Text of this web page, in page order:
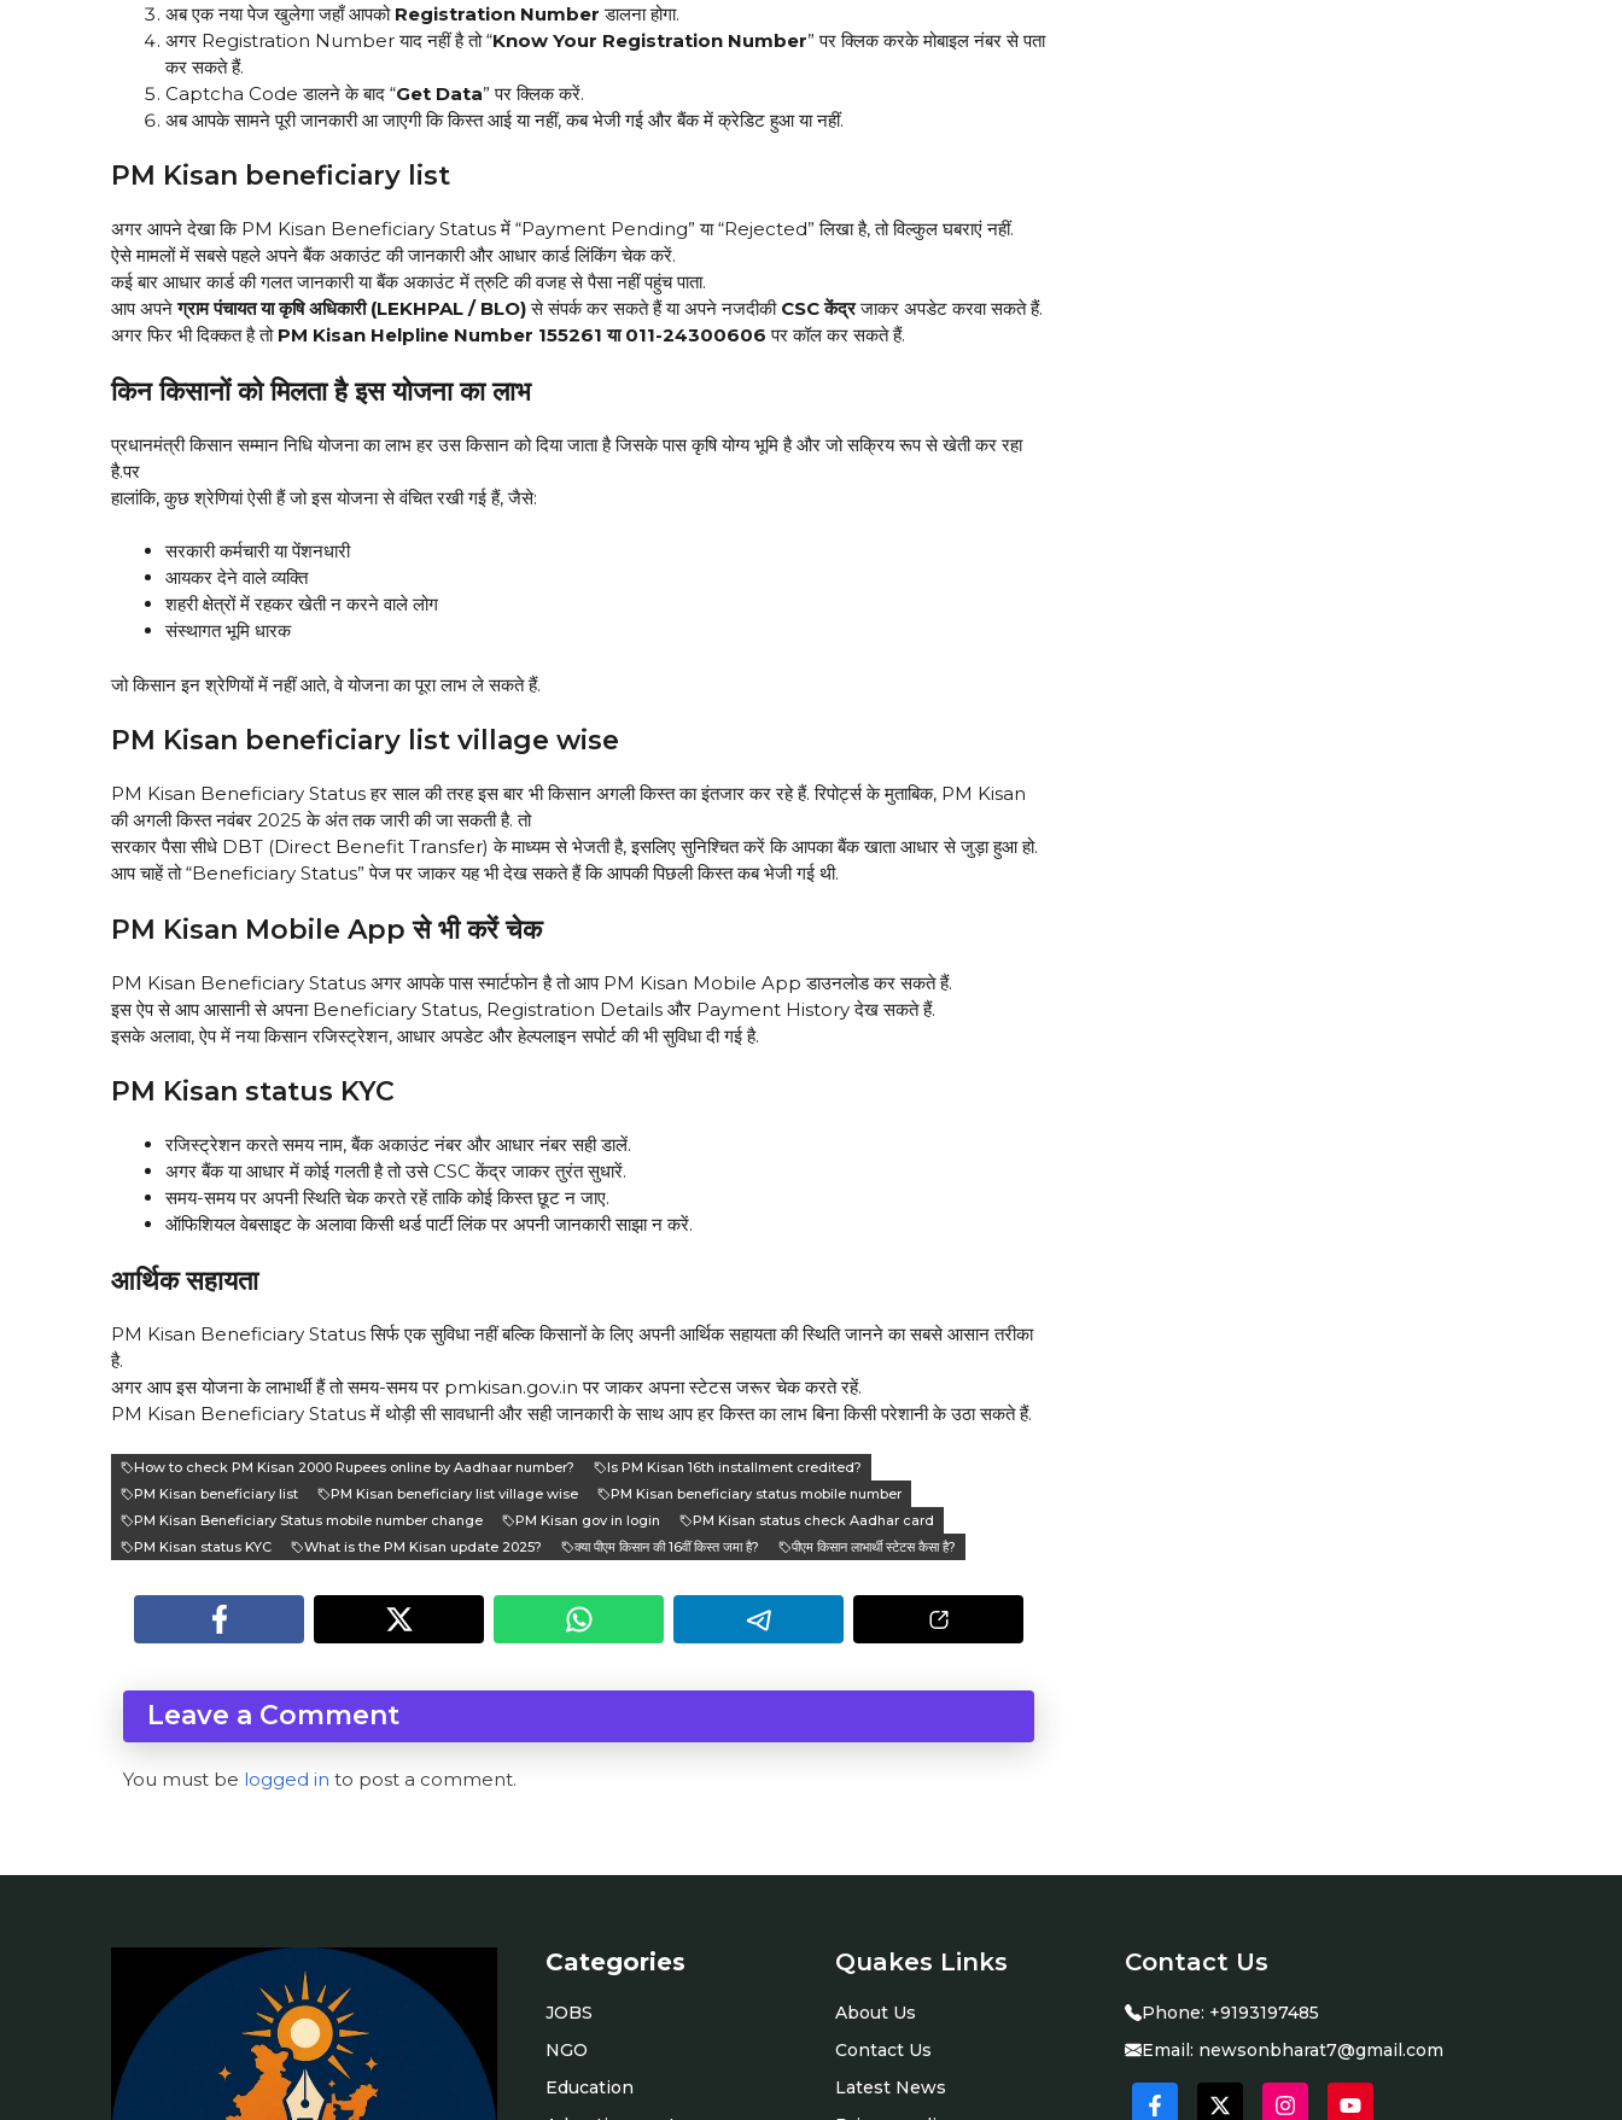
अब एक नया पेज खुलेगा जहाँ आपको Registration Number डालना होगा.
अगर Registration Number याद नहीं है तो “Know Your Registration Number” पर क्लिक करके मोबाइल नंबर से पता
कर सकते हैं.
Captcha Code डालने के बाद “Get Data” पर क्लिक करें.
अब आपके सामने पूरी जानकारी आ जाएगी कि किस्त आई या नहीं, कब भेजी गई और बैंक में क्रेडिट हुआ या नहीं.
PM Kisan beneficiary list
अगर आपने देखा कि PM Kisan Beneficiary Status में “Payment Pending” या “Rejected” लिखा है, तो विल्कुल घबराएं नहीं.
ऐसे मामलों में सबसे पहले अपने बैंक अकाउंट की जानकारी और आधार कार्ड लिंकिंग चेक करें.
कई बार आधार कार्ड की गलत जानकारी या बैंक अकाउंट में त्रुटि की वजह से पैसा नहीं पहुंच पाता.
आप अपनेग्राम पंचायत या कृषि अधिकारी (LEKHPAL / BLO)से संपर्क कर सकते हैं या अपने नजदीकी CSC केंद्रजाकर अपडेट करवा सकते हैं.
अगर फिर भी दिक्कत है तो PM Kisan Helpline Number 155261 या 011-24300606 पर कॉल कर सकते हैं.
किन किसानों को मिलता है इस योजना का लाभ
प्रधानमंत्री किसान सम्मान निधि योजना का लाभ हर उस किसान को दिया जाता है जिसके पास कृषि योग्य भूमि है और जो सक्रिय रूप से खेती कर रहा
है.पर
हालांकि, कुछ श्रेणियां ऐसी हैं जो इस योजना से वंचित रखी गई हैं, जैसे:
सरकारी कर्मचारी या पेंशनधारी
आयकर देने वाले व्यक्ति
शहरी क्षेत्रों में रहकर खेती न करने वाले लोग
संस्थागत भूमि धारक
जो किसान इन श्रेणियों में नहीं आते, वे योजना का पूरा लाभ ले सकते हैं.
PM Kisan beneficiary list village wise
PM Kisan Beneficiary Status हर साल की तरह इस बार भी किसान अगली किस्त का इंतजार कर रहे हैं. रिपोर्ट्स के मुताबिक, PM Kisan
की अगली किस्त नवंबर 2025 के अंत तक जारी की जा सकती है. तो
सरकार पैसा सीधे DBT (Direct Benefit Transfer) के माध्यम से भेजती है, इसलिए सुनिश्चित करें कि आपका बैंक खाता आधार से जुड़ा हुआ हो.
आप चाहें तो “Beneficiary Status” पेज पर जाकर यह भी देख सकते हैं कि आपकी पिछली किस्त कब भेजी गई थी.
PM Kisan Mobile App से भी करें चेक
PM Kisan Beneficiary Status अगर आपके पास स्मार्टफोन है तो आप PM Kisan Mobile App डाउनलोड कर सकते हैं.
इस ऐप से आप आसानी से अपना Beneficiary Status, Registration Details और Payment History देख सकते हैं.
इसके अलावा, ऐप में नया किसान रजिस्ट्रेशन, आधार अपडेट और हेल्पलाइन सपोर्ट की भी सुविधा दी गई है.
PM Kisan status KYC
रजिस्ट्रेशन करते समय नाम, बैंक अकाउंट नंबर और आधार नंबर सही डालें.
अगर बैंक या आधार में कोई गलती है तो उसे CSC केंद्र जाकर तुरंत सुधारें.
समय-समय पर अपनी स्थिति चेक करते रहें ताकि कोई किस्त छूट न जाए.
ऑफिशियल वेबसाइट के अलावा किसी थर्ड पार्टी लिंक पर अपनी जानकारी साझा न करें.
आर्थिक सहायता
PM Kisan Beneficiary Status सिर्फ एक सुविधा नहीं बल्कि किसानों के लिए अपनी आर्थिक सहायता की स्थिति जानने का सबसे आसान तरीका
है.
अगर आप इस योजना के लाभार्थी हैं तो समय-समय पर pmkisan.gov.in पर जाकर अपना स्टेटस जरूर चेक करते रहें.
PM Kisan Beneficiary Status में थोड़ी सी सावधानी और सही जानकारी के साथ आप हर किस्त का लाभ बिना किसी परेशानी के उठा सकते हैं.
How to check PM Kisan 2000 Rupees online by Aadhaar number?
Is PM Kisan 16th installment credited?
PM Kisan beneficiary list
PM Kisan beneficiary list village wise
PM Kisan beneficiary status mobile number
PM Kisan Beneficiary Status mobile number change
PM Kisan gov in login
PM Kisan status check Aadhar card
PM Kisan status KYC
What is the PM Kisan update 2025? क्या पीएम किसान की 16वीं किस्त जमा है? पीएम किसान लाभार्थी स्टेटस कैसा है?
Leave a Comment
You must be logged in to post a comment.
Categories
JOBS
NGO
Education
Quakes Links
About Us
Contact Us
Latest News
Contact Us
Phone: +9193197485
Email: newsonbharat7@gmail.com